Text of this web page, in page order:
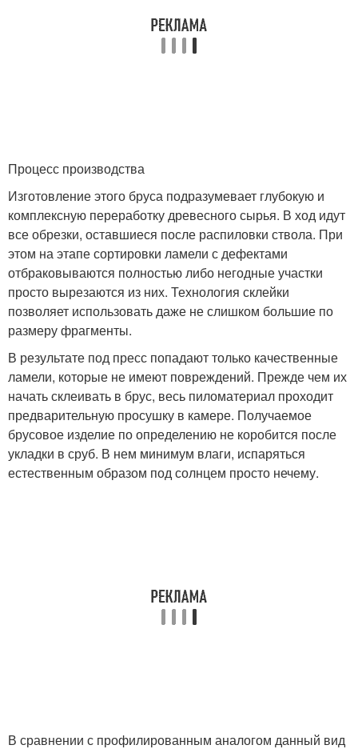
Процесс производства
Изготовление этого бруса подразумевает глубокую и
комплексную переработку древесного сырья. В ход идут
все обрезки, оставшиеся после распиловки ствола. При
этом на этапе сортировки ламели с дефектами
отбраковываются полностью либо негодные участки
просто вырезаются из них. Технология склейки
позволяет использовать даже не слишком большие по
размеру фрагменты.
В результате под пресс попадают только качественные
ламели, которые не имеют повреждений. Прежде чем их
начать склеивать в брус, весь пиломатериал проходит
предварительную просушку в камере. Получаемое
брусовое изделие по определению не коробится после
укладки в сруб. В нем минимум влаги, испаряться
естественным образом под солнцем просто нечему.
В сравнении с профилированным аналогом данный вид